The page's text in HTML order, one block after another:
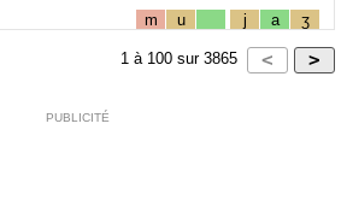
m u j a ʒ
1 à 100 sur 3865
PUBLICITÉ